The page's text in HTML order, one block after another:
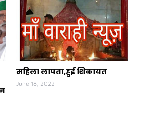
महिला लापता,हुई शिकायत
June 18, 2022